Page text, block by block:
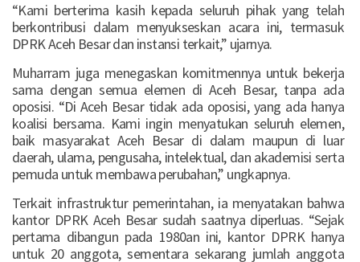
“Kami berterima kasih kepada seluruh pihak yang telah
berkontribusi dalam menyukseskan acara ini, termasuk
DPRK Aceh Besar dan instansi terkait,” ujarnya.
Muharram juga menegaskan komitmennya untuk bekerja
sama dengan semua elemen di Aceh Besar, tanpa ada
oposisi. “Di Aceh Besar tidak ada oposisi, yang ada hanya
koalisi bersama. Kami ingin menyatukan seluruh elemen,
baik masyarakat Aceh Besar di dalam maupun di luar
daerah, ulama, pengusaha, intelektual, dan akademisi serta
pemuda untuk membawa perubahan,” ungkapnya.
Terkait infrastruktur pemerintahan, ia menyatakan bahwa
kantor DPRK Aceh Besar sudah saatnya diperluas. “Sejak
pertama dibangun pada 1980an ini, kantor DPRK hanya
untuk 20 anggota, sementara sekarang jumlah anggota